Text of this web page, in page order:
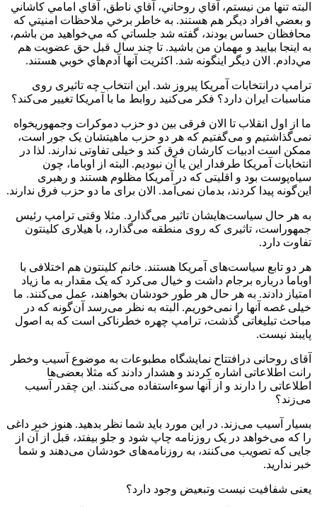
البته تنها من نيستم، آقاي روحاني، آقاي ناطق، آقاي امامي كاشاني
و بعضي افراد ديگر هم هستند. به خاطر برخي ملاحظات امنيتي كه
محافظان حساس بودند، گفته شد جلساتي كه مي‌خواهيد من باشم،
به اينجا بياييد و ‌مهمان من باشيد. تا چند سال قبل حق عضويت هم
مي‌دادم. الان ديگر اينگونه شد. اكثريت آنها آدم‌هاي خوبي هستند.
ترامپ درانتخابات آمریکا پیروز شد. این انتخاب چه تاثیری روی
مناسبات ایران دارد؟ فکر می‌کنید روابط ما با آمریکا تغییر می‌کند؟
ما از اول انقلاب تا الان فرقی بین دو حزب دموکرات وجمهوریخواه
نمی‌گذاشتیم و می‌گفتیم که هر دو حزب ماهیتشان یک جور است،
ممکن است ادبیات کارشان فرق ‌کند و خیلی تفاوتی ندارند. لذا در
انتخابات آمریکا طرفدار این یا آن نبودیم. البته از اوباما، چون
سیاه‌پوست بود و اقلیتی که در آمریکا مظلوم هستند و رهبری
این‌گونه پیدا کردند، بدمان نمی‌آمد. الان برای ما دو حزب فرق ندارند.
به هر حال سیاست‌هایشان تاثیر می‌گذارد. مثلا وقتی ترامپ رئیس
جمهوراست، تاثیری که روی منطقه می‌گذارد، با هیلاری کلینتون
تفاوت دارد.
هر دو تابع سیاست‌های آمریکا هستند. خانم کلینتون هم اختلافی با
اوباما درباره برجام داشت و خیال می‌کرد که یک مقدار به ما زیاد
امتیاز دادند. به هر حال هر طور خودشان بخواهند، عمل می‌کنند. ما
خیلی غصه آنها را نمی‌خوریم. البته به نظر می‌رسد آن‌گونه که در
مباحث تبلیغاتی گذشت، ترامپ چهره‌ خطرناکی است که به اصول
پایبند نیست.
آقای روحانی درافتتاح نمایشگاه مطبوعات به موضوع آسیب وخطر
رانت اطلاعاتی اشاره کردند و هشدار دادند که مثلا بعضی‌ها
اطلاعاتی را دارند و از آنها سوءاستفاده می‌کنند. این چقدر آسیب
می‌زند؟
بسیار آسیب می‌زند. در این مورد باید شما نظر بدهید. هنوز خبر داغی
را که می‌خواهد در یک روزنامه چاپ شود و جلو بیفتد، قبل از آن از
جایی که تصویب می‌کنند، به روزنامه‌های خودشان می‌دهند و شما
خبر ندارید.
یعنی شفافیت نیست وتبعیض وجود دارد؟